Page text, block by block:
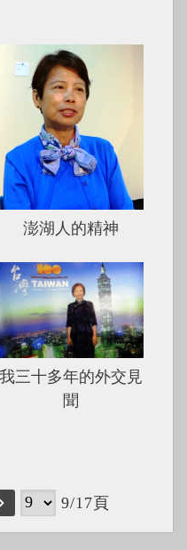
澎湖人的精神
我三十多年的外交見
聞
9/17頁